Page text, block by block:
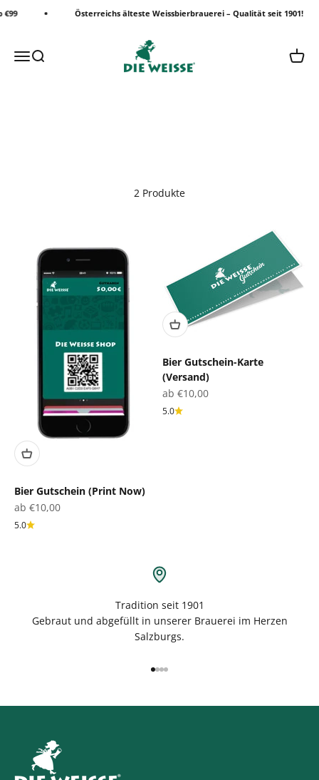
Zum Inhalt springenÖsterreichs älteste Weissbierbrauerei – Qualität seit 1901!
MenüSuche
Die Weisse Shop
2 Produkte
Bier Gutschein (Print Now)
Angebot
ab €10,00
5.0
Bier Gutschein-Karte
(Versand)
Angebot
ab €10,00
5.0
Tradition seit 1901
Gebraut und abgefüllt in unserer Brauerei im Herzen
Salzburgs.